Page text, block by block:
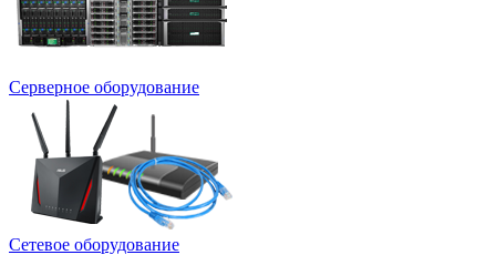
Серверное оборудование
Сетевое оборудование